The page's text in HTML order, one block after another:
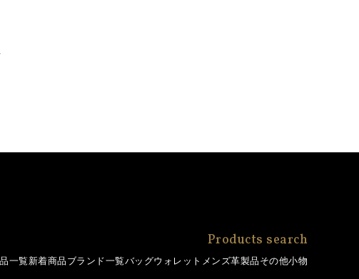
Products search
一覧 新着商品 ブランド一覧バッグウォレット メンズ革製品 その他小物